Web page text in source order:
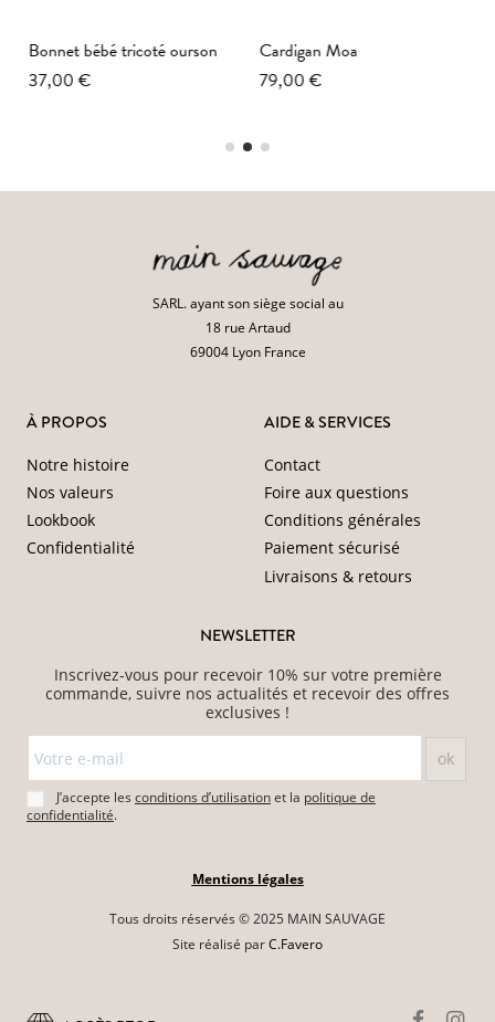
Bonnet bébé tricoté ourson
37,00 €
Cardigan Moa
79,00 €
SARL. ayant son siège social au
18 rue Artaud
69004 Lyon France
À PROPOS
Notre histoire
Nos valeurs
Lookbook
Confidentialité
AIDE & SERVICES
Contact
Foire aux questions
Conditions générales
Paiement sécurisé
Livraisons & retours
NEWSLETTER
Inscrivez-vous pour recevoir 10% sur votre première
commande, suivre nos actualités et recevoir des offres
exclusives !
J’accepte les conditions d’utilisationet la politique de
confidentialité.
Mentions légales
Tous droits réservés © 2025 MAIN SAUVAGE
Site réalisé parC.Favero